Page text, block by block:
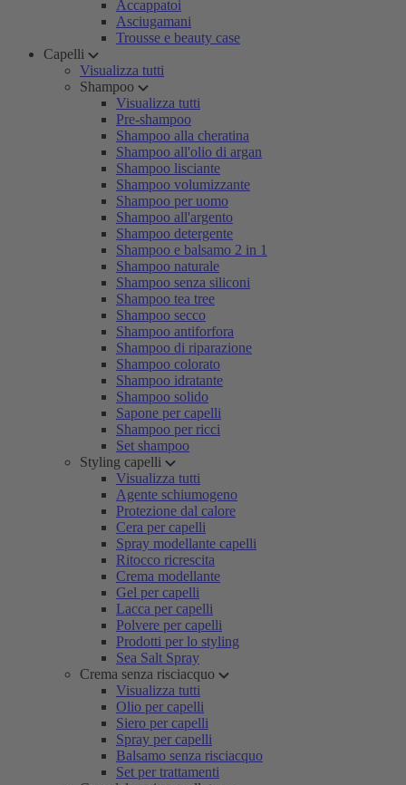
Accappatoi
Asciugamani
Trousse e beauty case
Capelli
Visualizza tutti
Shampoo
Visualizza tutti
Pre-shampoo
Shampoo alla cheratina
Shampoo all'olio di argan
Shampoo lisciante
Shampoo volumizzante
Shampoo per uomo
Shampoo all'argento
Shampoo detergente
Shampoo e balsamo 2 in 1
Shampoo naturale
Shampoo senza siliconi
Shampoo tea tree
Shampoo secco
Shampoo antiforfora
Shampoo di riparazione
Shampoo colorato
Shampoo idratante
Shampoo solido
Sapone per capelli
Shampoo per ricci
Set shampoo
Styling capelli
Visualizza tutti
Agente schiumogeno
Protezione dal calore
Cera per capelli
Spray modellante capelli
Ritocco ricrescita
Crema modellante
Gel per capelli
Lacca per capelli
Polvere per capelli
Prodotti per lo styling
Sea Salt Spray
Crema senza risciacquo
Visualizza tutti
Olio per capelli
Siero per capelli
Spray per capelli
Balsamo senza risciacquo
Set per trattamenti